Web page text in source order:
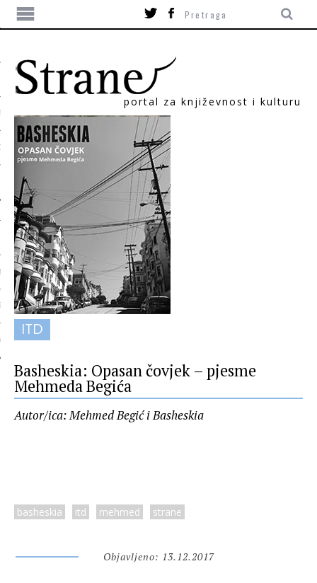
portal za književnost i kulturu
ITD
Basheskia: Opasan čovjek – pjesme
Mehmeda Begića
Autor/ica: Mehmed Begić i Basheskia
basheskia itd mehmed strane
Objavljeno: 13.12.2017